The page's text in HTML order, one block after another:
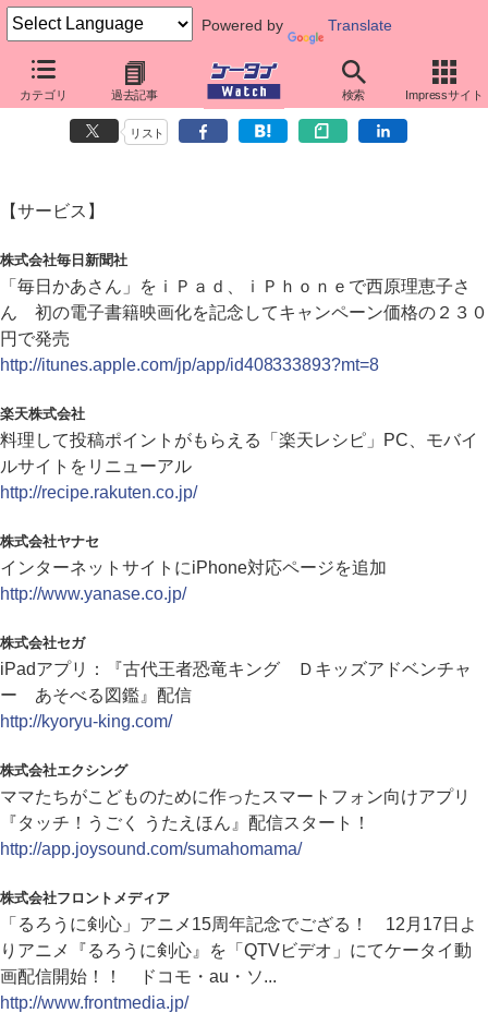
Powered by Translate
カテゴリ 過去記事 検索 Impressサイト
ダイジェストニュース（2010年12月17日）
リスト
【サービス】
株式会社毎日新聞社
「毎日かあさん」をｉＰａｄ、ｉＰｈｏｎｅで西原理恵子さ
ん 初の電子書籍映画化を記念してキャンペーン価格の２３０
円で発売
http://itunes.apple.com/jp/app/id408333893?mt=8
楽天株式会社
料理して投稿ポイントがもらえる「楽天レシピ」PC、モバイ
ルサイトをリニューアル
http://recipe.rakuten.co.jp/
株式会社ヤナセ
インターネットサイトにiPhone対応ページを追加
http://www.yanase.co.jp/
株式会社セガ
iPadアプリ：『古代王者恐竜キング Ｄキッズアドベンチャ
ー あそべる図鑑』配信
http://kyoryu-king.com/
株式会社エクシング
ママたちがこどものために作ったスマートフォン向けアプリ
『タッチ！うごく うたえほん』配信スタート！
http://app.joysound.com/sumahomama/
株式会社フロントメディア
「るろうに剣心」アニメ15周年記念でござる！ 12月17日よ
りアニメ『るろうに剣心』を「QTVビデオ」にてケータイ動
画配信開始！！ ドコモ・au・ソ...
http://www.frontmedia.jp/